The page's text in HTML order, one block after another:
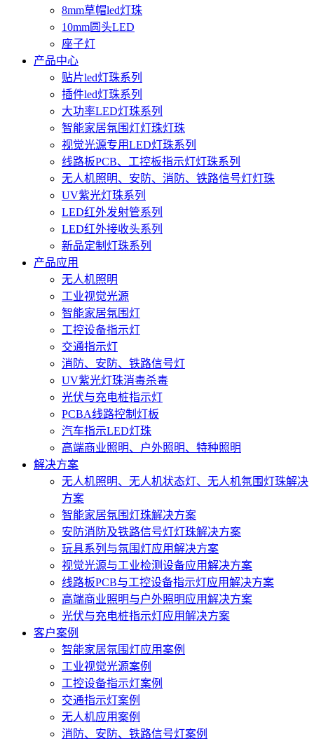
8mm草帽led灯珠
10mm圆头LED
座子灯
产品中心
贴片led灯珠系列
插件led灯珠系列
大功率LED灯珠系列
智能家居氛围灯灯珠灯珠
视觉光源专用LED灯珠系列
线路板PCB、工控板指示灯灯珠系列
无人机照明、安防、消防、铁路信号灯灯珠
UV紫光灯珠系列
LED红外发射管系列
LED红外接收头系列
新品定制灯珠系列
产品应用
无人机照明
工业视觉光源
智能家居氛围灯
工控设备指示灯
交通指示灯
消防、安防、铁路信号灯
UV紫光灯珠消毒杀毒
光伏与充电桩指示灯
PCBA线路控制灯板
汽车指示LED灯珠
高端商业照明、户外照明、特种照明
解决方案
无人机照明、无人机状态灯、无人机氛围灯珠解决
方案
智能家居氛围灯珠解决方案
安防消防及铁路信号灯灯珠解决方案
玩具系列与氛围灯应用解决方案
视觉光源与工业检测设备应用解决方案
线路板PCB与工控设备指示灯应用解决方案
高端商业照明与户外照明应用解决方案
光伏与充电桩指示灯应用解决方案
客户案例
智能家居氛围灯应用案例
工业视觉光源案例
工控设备指示灯案例
交通指示灯案例
无人机应用案例
消防、安防、铁路信号灯案例